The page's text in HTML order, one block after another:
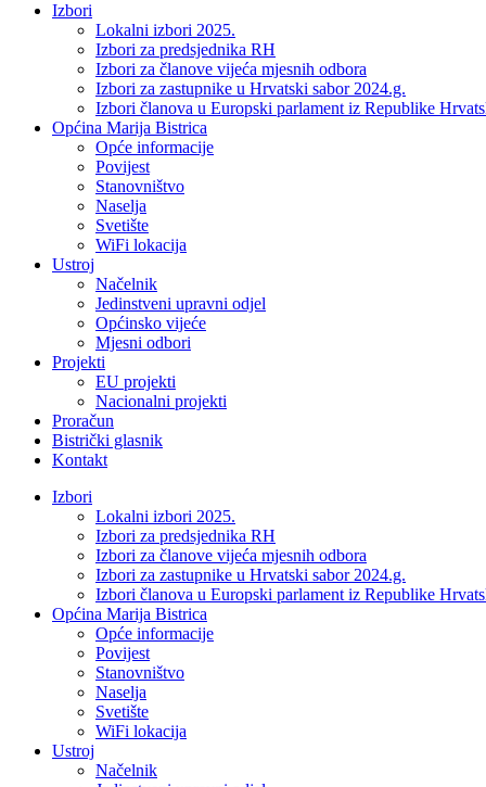
Izbori
Lokalni izbori 2025.
Izbori za predsjednika RH
Izbori za članove vijeća mjesnih odbora
Izbori za zastupnike u Hrvatski sabor 2024.g.
Izbori članova u Europski parlament iz Republike
Općina Marija Bistrica
Opće informacije
Povijest
Stanovništvo
Naselja
Svetište
WiFi lokacija
Ustroj
Načelnik
Jedinstveni upravni odjel
Općinsko vijeće
Mjesni odbori
Projekti
EU projekti
Nacionalni projekti
Proračun
Bistrički glasnik
Kontakt
Izbori
Lokalni izbori 2025.
Izbori za predsjednika RH
Izbori za članove vijeća mjesnih odbora
Izbori za zastupnike u Hrvatski sabor 2024.g.
Izbori članova u Europski parlament iz Republike
Općina Marija Bistrica
Opće informacije
Povijest
Stanovništvo
Naselja
Svetište
WiFi lokacija
Ustroj
Načelnik